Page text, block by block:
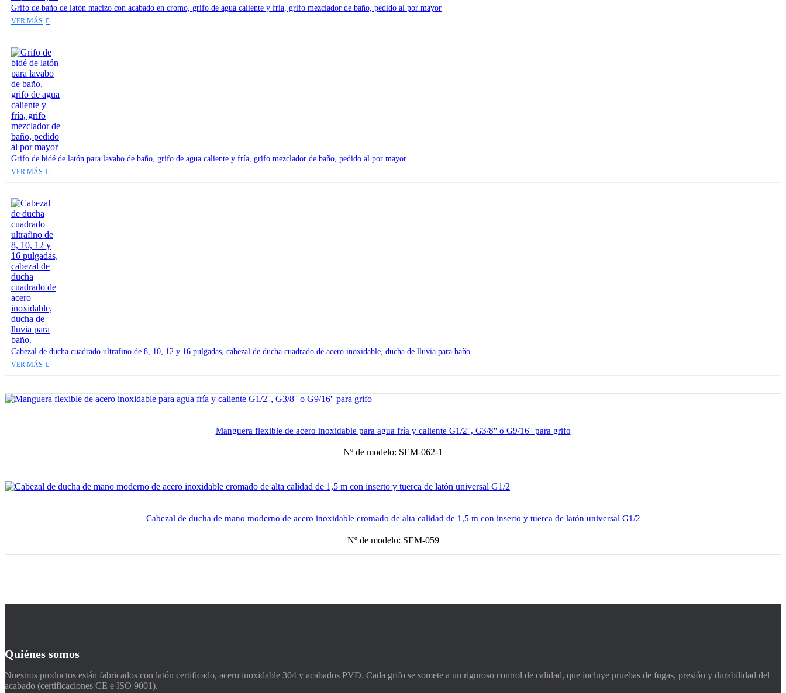
Grifo de baño de latón macizo con acabado en cromo, grifo de agua caliente y fría, grifo mezclador de baño, pedido al por mayor
VER MÁS
Grifo de bidé de latón para lavabo de baño, grifo de agua caliente y fría, grifo mezclador de baño, pedido al por mayor
VER MÁS
Cabezal de ducha cuadrado ultrafino de 8, 10, 12 y 16 pulgadas, cabezal de ducha cuadrado de acero inoxidable, ducha de lluvia para baño.
VER MÁS
Manguera flexible de acero inoxidable para agua fría y caliente G1/2'', G3/8'' o G9/16'' para grifo
Nº de modelo: SEM-062-1
Cabezal de ducha de mano moderno de acero inoxidable cromado de alta calidad de 1,5 m con inserto y tuerca de latón universal G1/2
Nº de modelo: SEM-059
Quiénes somos
Nuestros productos están fabricados con latón certificado, acero inoxidable 304 y acabados PVD. Cada grifo se somete a un riguroso control de calidad, que incluye pruebas de fugas, presión y durabilidad del
acabado (certificaciones CE e ISO 9001).